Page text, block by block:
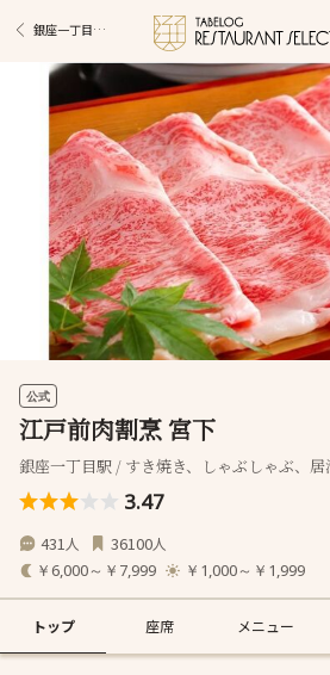
銀座一丁目駅グルメ
公式
江戸前肉割烹 宮下
銀座一丁目駅 / すき焼き、しゃぶしゃぶ、居
3.47
431人 36100人
￥6,000～￥7,999 ￥1,000～￥1,999
トップ 座席 メニュー